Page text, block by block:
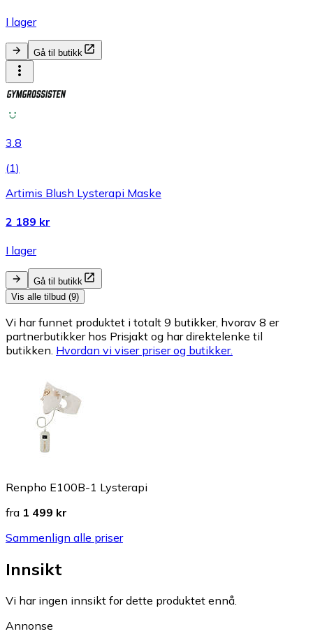
I lager
Gå til butikk
3.8
(1)
Artimis Blush Lysterapi Maske
2 189 kr
I lager
Gå til butikk
Vis alle tilbud (9)
Vi har funnet produktet i totalt 9 butikker, hvorav 8 er
partnerbutikker hos Prisjakt og har direktelenke til
butikken. Hvordan vi viser priser og butikker.
Renpho E100B-1 Lysterapi
fra 1 499 kr
Sammenlign alle priser
Innsikt
Vi har ingen innsikt for dette produktet ennå.
Annonse